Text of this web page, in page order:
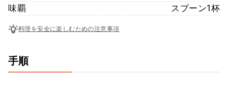
味覇
スプーン1杯
料理を安全に楽しむための注意事項
手順